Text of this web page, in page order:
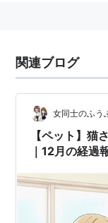
関連ブログ
女同士のふう
【ペット】
｜12月の経過